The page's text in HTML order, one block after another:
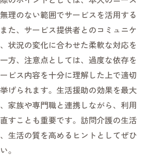
理のない範囲でサービスを活用する
た、サービス提供者とのコミュニケ
状況の変化に合わせた柔軟な対応を
方、注意点としては、過度な依存を
ビス内容を十分に理解した上で適切
げられます。生活援助の効果を最大
家族や専門職と連携しながら、利用
すことも重要です。訪問介護の生活
生活の質を高めるヒントとしてぜひ
。